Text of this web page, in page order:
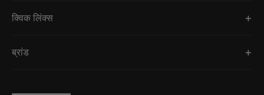
क्विक लिंक्स
ब्रांड